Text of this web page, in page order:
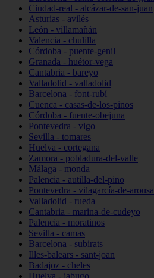
Ciudad-real - alcázar-de-san-juan
Asturias - avilés
León - villamañán
Valencia - chulilla
Córdoba - puente-genil
Granada - huétor-vega
Cantabria - bareyo
Valladolid - valladolid
Barcelona - font-rubí
Cuenca - casas-de-los-pinos
Córdoba - fuente-obejuna
Pontevedra - vigo
Sevilla - tomares
Huelva - cortegana
Zamora - pobladura-del-valle
Málaga - monda
Palencia - autilla-del-pino
Pontevedra - vilagarcía-de-arousa
Valladolid - rueda
Cantabria - marina-de-cudeyo
Palencia - moratinos
Sevilla - camas
Barcelona - subirats
Illes-balears - sant-joan
Badajoz - cheles
Huelva - jabugo